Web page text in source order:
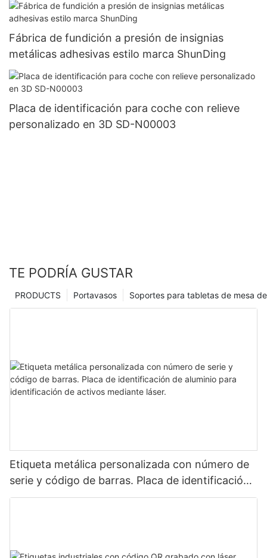
Fábrica de fundición a presión de insignias
metálicas adhesivas estilo marca ShunDing
Placa de identificación para coche con relieve
personalizado en 3D SD-N00003
TE PODRÍA GUSTAR
Soportes para tabletas de mesa
Portavasos
PRODUCTS
Etiqueta metálica personalizada con número de
serie y código de barras. Placa de identificación
de aluminio para identificación de activos